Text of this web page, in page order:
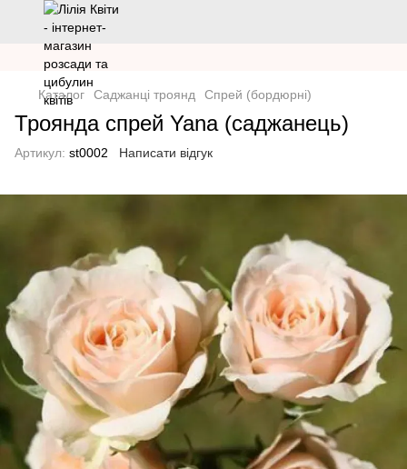
Каталог Саджанці троянд Спрей (бордюрні)
Троянда спрей Yana (саджанець)
Артикул: st0002 Написати відгук